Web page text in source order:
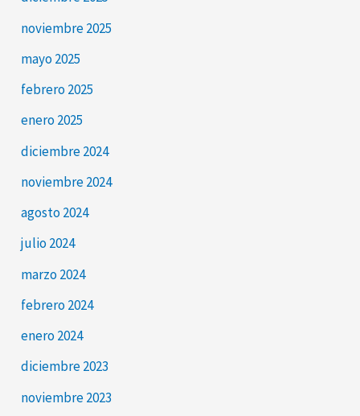
noviembre 2025
mayo 2025
febrero 2025
enero 2025
diciembre 2024
noviembre 2024
agosto 2024
julio 2024
marzo 2024
febrero 2024
enero 2024
diciembre 2023
noviembre 2023